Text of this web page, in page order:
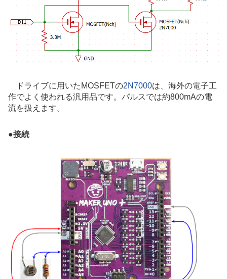
ドライブに用いたMOSFETの2N7000は、海外の電子工
作でよく使われる汎用品です。パルスでは約800mAの電
流を扱えます。
●接続